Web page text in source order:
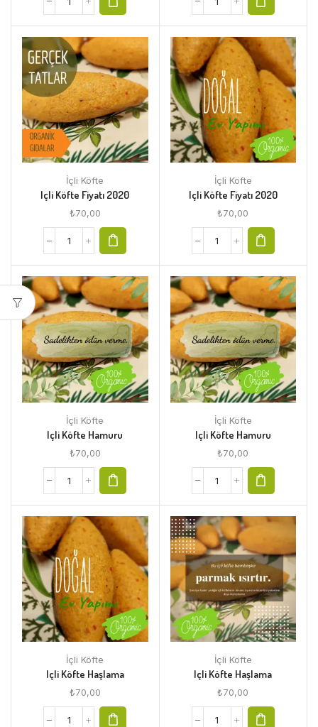
İçli Köfte
Içli Köfte Fiyatı 2020
₺70,00
İçli Köfte
Içli Köfte Fiyatı 2020
₺70,00
İçli Köfte
Içli Köfte Hamuru
₺70,00
İçli Köfte
Içli Köfte Hamuru
₺70,00
İçli Köfte
Içli Köfte Haşlama
₺70,00
İçli Köfte
Içli Köfte Haşlama
₺70,00